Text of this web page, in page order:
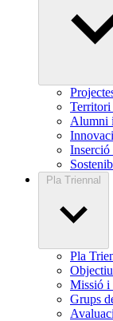
Alumni
Inserció
Pla Triennal
Pla
Missió i
Grups